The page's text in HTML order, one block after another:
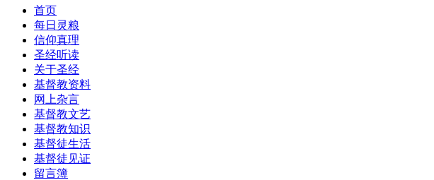
首页
每日灵粮
信仰真理
圣经听读
关于圣经
基督教资料
网上杂言
基督教文艺
基督教知识
基督徒生活
基督徒见证
留言簿